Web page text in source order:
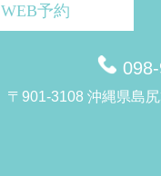
WEB予約
〒901-3108 沖縄県島